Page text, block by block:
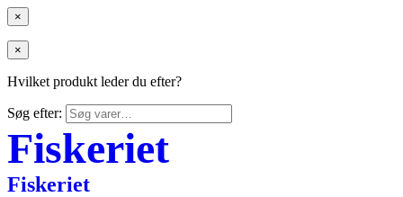
×
×
Hvilket produkt leder du efter?
Søg efter:
Fiskeriet
Fiskeriet